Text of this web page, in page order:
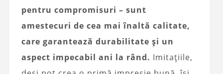
pentru compromisuri – sunt
amestecuri de cea mai înaltă calitate,
care garantează durabilitate și un
aspect impecabil ani la rând. Imitațiile,